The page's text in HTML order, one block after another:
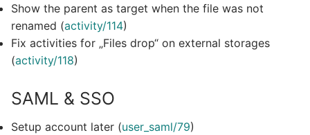
Show the parent as target when the file was not
renamed (activity/114)
Fix activities for „Files drop“ on external storages
(activity/118)
SAML & SSO
Setup account later (user_saml/79)